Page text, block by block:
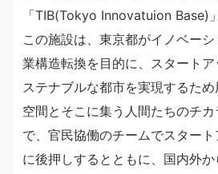
「TIB(Tokyo Innovatuion Base)」
この施設は、東京都がイノベー
業構造転換を目的に、スタート
ステナブルな都市を実現するた
空間とそこに集う人間たちのチ
で、官民協働のチームでスター
に後押しするとともに、国内外